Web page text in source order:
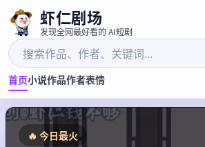
虾仁剧场
发现全网最好看的 AI短剧
首页小说作品作者表情
🔥 今日最火